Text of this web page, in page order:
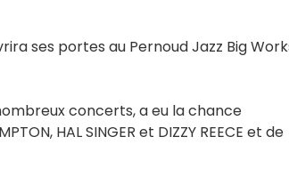
ses portes au Pernoud Jazz Big
concerts, a eu la chance
HAL SINGER et DIZZY REECE et de